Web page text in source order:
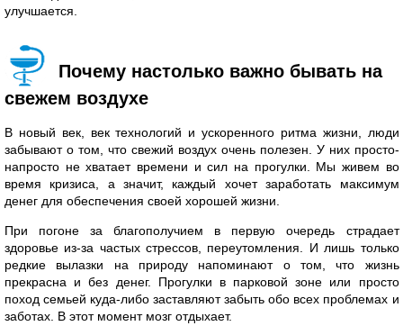
улучшается.
Почему настолько важно бывать на
свежем воздухе
В новый век, век технологий и ускоренного ритма жизни, люди
забывают о том, что свежий воздух очень полезен. У них просто-
напросто не хватает времени и сил на прогулки. Мы живем во
время кризиса, а значит, каждый хочет заработать максимум
денег для обеспечения своей хорошей жизни.
При погоне за благополучием в первую очередь страдает
здоровье из-за частых стрессов, переутомления. И лишь только
редкие вылазки на природу напоминают о том, что жизнь
прекрасна и без денег. Прогулки в парковой зоне или просто
поход семьей куда-либо заставляют забыть обо всех проблемах и
заботах. В этот момент мозг отдыхает.